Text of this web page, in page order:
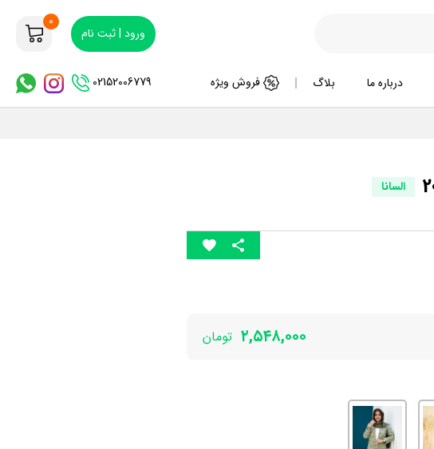
ورود | ثبت نام
0
درباره ما بلاگ فروش ویژه 02152006779
السانا
۲,۵۴۸,۰۰۰ تومان